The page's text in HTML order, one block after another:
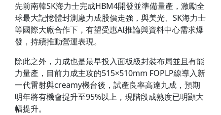
先前南韓SK海力士完成HBM4開發並準備量產，激勵全
球最大記憶體封測廠力成股價走強，與美光、SK海力士
等國際大廠合作下，有望受惠AI推論與資料中心需求爆
發，持續推動營運表現。
除此之外，力成也是最早投入面板級封裝布局並且有能
力量產，目前力成主攻的515×510mm FOPLP線導入新
一代雷射與creamy機台後，試產良率高達九成，預期
明年將有機會提升至95%以上，現階段成熟度已明顯大
幅提升。